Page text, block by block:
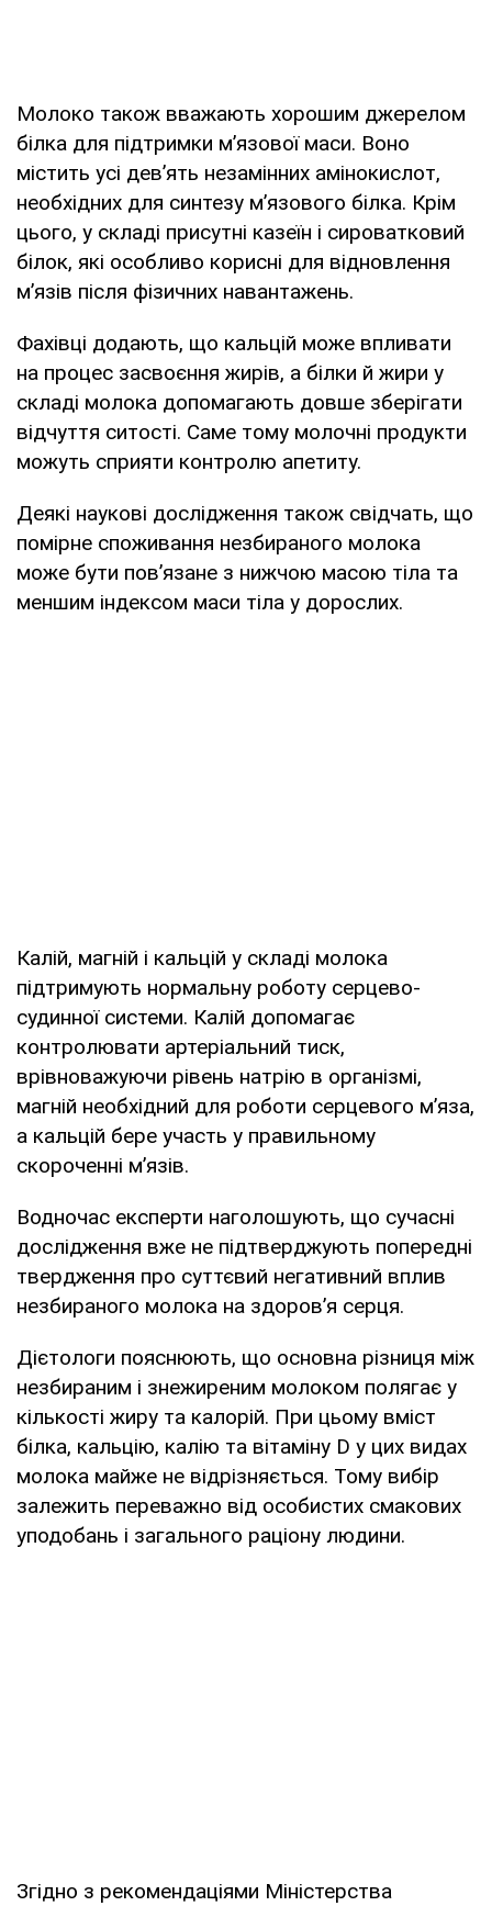
Молоко також вважають хорошим джерелом
білка для підтримки м’язової маси. Воно
містить усі дев’ять незамінних амінокислот,
необхідних для синтезу м’язового білка. Крім
цього, у складі присутні казеїн і сироватковий
білок, які особливо корисні для відновлення
м’язів після фізичних навантажень.
Фахівці додають, що кальцій може впливати
на процес засвоєння жирів, а білки й жири у
складі молока допомагають довше зберігати
відчуття ситості. Саме тому молочні продукти
можуть сприяти контролю апетиту.
Деякі наукові дослідження також свідчать, що
помірне споживання незбираного молока
може бути пов’язане з нижчою масою тіла та
меншим індексом маси тіла у дорослих.
Калій, магній і кальцій у складі молока
підтримують нормальну роботу серцево-
судинної системи. Калій допомагає
контролювати артеріальний тиск,
врівноважуючи рівень натрію в організмі,
магній необхідний для роботи серцевого м’яза,
а кальцій бере участь у правильному
скороченні м’язів.
Водночас експерти наголошують, що сучасні
дослідження вже не підтверджують попередні
твердження про суттєвий негативний вплив
незбираного молока на здоров’я серця.
Дієтологи пояснюють, що основна різниця між
незбираним і знежиреним молоком полягає у
кількості жиру та калорій. При цьому вміст
білка, кальцію, калію та вітаміну D у цих видах
молока майже не відрізняється. Тому вибір
залежить переважно від особистих смакових
уподобань і загального раціону людини.
Згідно з рекомендаціями Міністерства